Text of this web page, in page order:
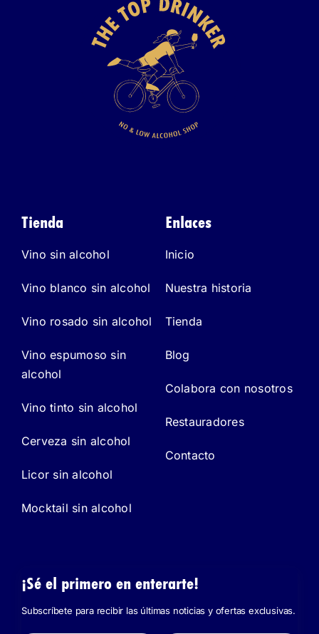
Tienda
Vino sin alcohol
Vino blanco sin alcohol
Vino rosado sin alcohol
Vino espumoso sin
alcohol
Vino tinto sin alcohol
Cerveza sin alcohol
Licor sin alcohol
Mocktail sin alcohol
Enlaces
Inicio
Nuestra historia
Tienda
Blog
Colabora con nosotros
Restauradores
Contacto
¡Sé el primero en enterarte!
Subscríbete para recibir las últimas noticias y ofertas exclusivas.